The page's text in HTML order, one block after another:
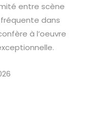
entre scène
dans
à l’oeuvre